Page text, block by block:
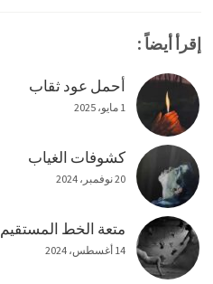
إقرأ أيضاً :
أحمل عود ثقاب
1 مايو، 2025
كشوفات الغياب
20 نوفمبر، 2024
متعة الخط المستقيم
14 أغسطس، 2024